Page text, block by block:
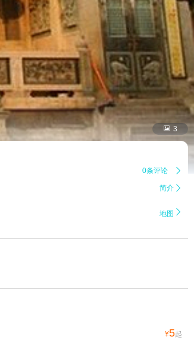
 3
0条评论 
简介 
地图 
¥5起